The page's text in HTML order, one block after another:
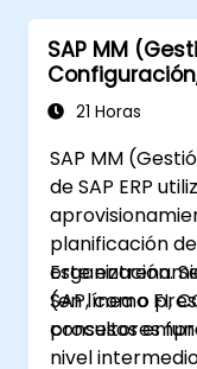
SAP MM
21 Horas
SAP MM
de SAP ERP
planificación
organización.
SAP, como FI,
procesos
Este
(en línea o
consultores
nivel